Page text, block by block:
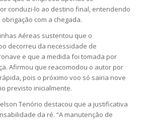
conduzi-lo ao destino final, entendendo
com a chegada.
Aéreas sustentou que o
decorreu da necessidade de
e que a medida foi tomada por
Afirmou que reacomodou o autor por
pois o próximo voo só sairia nove
previsto inicialmente.
Tenório destacou que a justificativa
da ré. “A manutenção de